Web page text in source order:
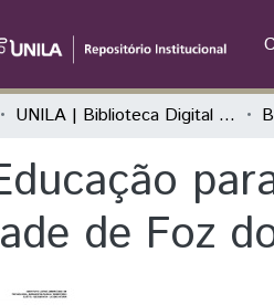
UNILA | Biblioteca Digital de Trabalhos de Conclusão de Curso
de Foz